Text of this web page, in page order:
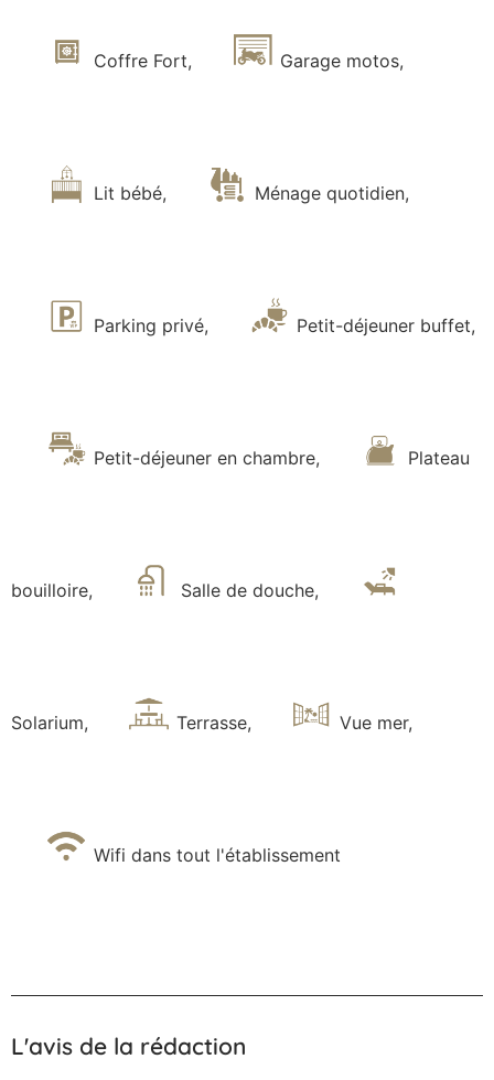
Coffre Fort, Garage motos,
Lit bébé, Ménage quotidien,
Parking privé, Petit-déjeuner buffet,
Petit-déjeuner en chambre, Plateau
bouilloire, Salle de douche,
Solarium, Terrasse, Vue mer,
Wifi dans tout l'établissement
L'avis de la rédaction